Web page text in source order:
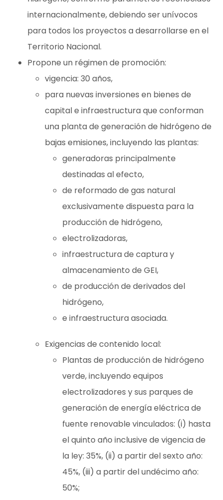
internacionalmente, debiendo ser unívocos
para todos los proyectos a desarrollarse en el
Territorio Nacional.
Propone un régimen de promoción:
vigencia: 30 años,
para nuevas inversiones en bienes de
capital e infraestructura que conforman
una planta de generación de hidrógeno de
bajas emisiones, incluyendo las plantas:
generadoras principalmente
destinadas al efecto,
de reformado de gas natural
exclusivamente dispuesta para la
producción de hidrógeno,
electrolizadoras,
infraestructura de captura y
almacenamiento de GEI,
de producción de derivados del
hidrógeno,
e infraestructura asociada.
Exigencias de contenido local:
Plantas de producción de hidrógeno
verde, incluyendo equipos
electrolizadores y sus parques de
generación de energía eléctrica de
fuente renovable vinculados: (i) hasta
el quinto año inclusive de vigencia de
la ley: 35%, (ii) a partir del sexto año:
45%, (iii) a partir del undécimo año:
50%;